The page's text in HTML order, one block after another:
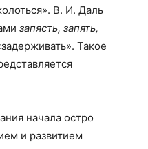
В. И. Даль
запясть, запять,
Такое
начала остро
и развитием